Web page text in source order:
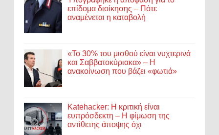
επίδομα διοίκησης – Πότε
αναμένεται η καταβολή
«Το 30% του μισθού είναι νυχτερινά
και Σαββατοκύριακα» – Η
ανακοίνωση που βάζει «φωτιά»
Katehacker: Η κριτική είναι
ευπρόσδεκτη – Η φίμωση της
αντίθετης άποψης όχι